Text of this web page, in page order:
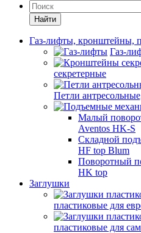
Найти
Газ-лифты, кронштейны,
Газ-
секретерные
Петли
Малый
Aventos HK-S
Складной
HF top Blum
Поворотный
HK top
Заглушки
пластиковые для
пластиковые для